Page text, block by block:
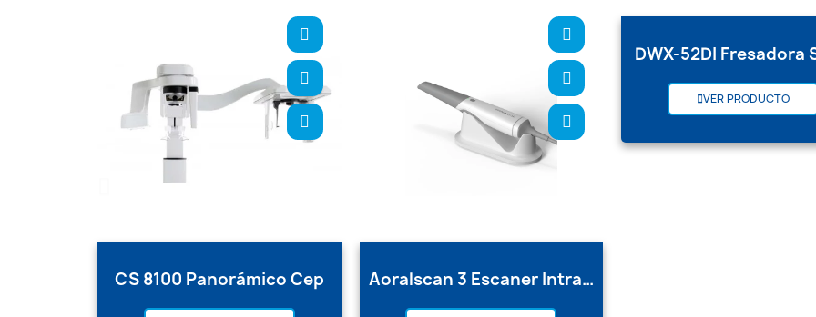
CS 8100 Panorámico Cep Aoralscan 3 Escaner Intra Oral
DWX-52DI Fresadora
VER PRODUCTO